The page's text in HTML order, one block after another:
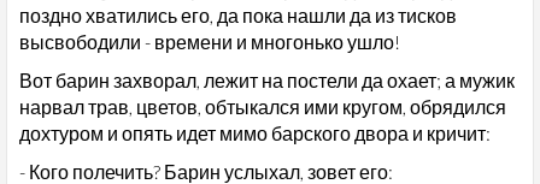
поздно хватились его, да пока нашли да из тисков
высвободили - времени и многонько ушло!
Вот барин захворал, лежит на постели да охает; а мужик
нарвал трав, цветов, обтыкался ими кругом, обрядился
дохтуром и опять идет мимо барского двора и кричит:
- Кого полечить? Барин услыхал, зовет его: